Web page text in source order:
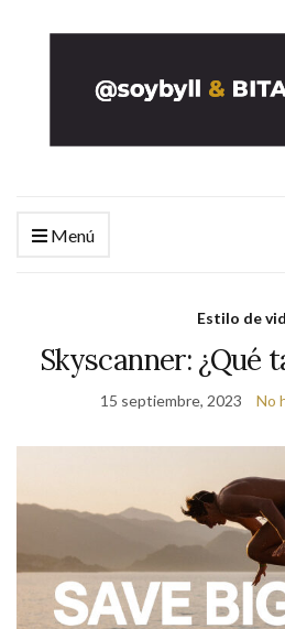
Menú
Estilo de
Skyscanner: ¿Qué
15 septiembre, 2023 No